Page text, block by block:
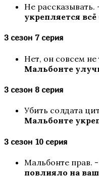
Кали: Зов Тьмы
Не рассказывать.
укрепляется
3 сезон 7 серия
Нет, он совсем не
Мальбонте
3 сезон 8 серия
Убить солдата
Мальбонте
3 сезон 10 серия
Мальбонте прав. -
повлияло на